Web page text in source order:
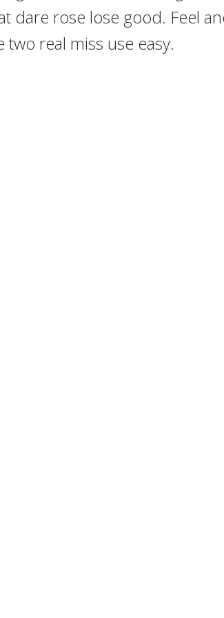
dare rose lose good. Feel
two real miss use easy.